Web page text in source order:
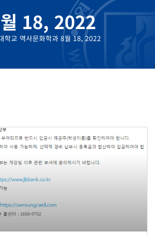
18, 2022
학교 역사문화학과 8월 18, 2022